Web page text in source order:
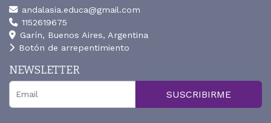
andalasia.educa@gmail.com
1152619675
Garín, Buenos Aires, Argentina
Botón de arrepentimiento
NEWSLETTER
SUSCRIBIRME